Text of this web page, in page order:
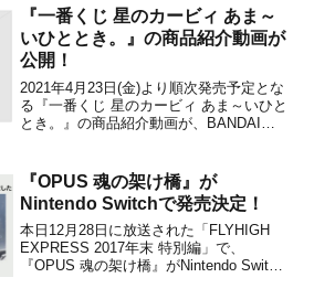
トートバッグセット』を期間限定で販売
することを発表しました。カービィフェ
イ...
『一番くじ 星のカービィ あま～
いひととき。』の商品紹介動画が
公開！
2021年4月23日(金)より順次発売予定とな
る『一番くじ 星のカービィ あま～いひと
とき。』の商品紹介動画が、BANDAI
【商品ページ】＼🎂⭐全ラインナップ公開
⭐🎂／『一番くじ #星のカービィ あま
～...
『OPUS 魂の架け橋』が
Nintendo Switchで発売決定！
本日12月28日に放送された「FLYHIGH
EXPRESS 2017年末 特別編」で、
『OPUS 魂の架け橋』がNintendo Switch